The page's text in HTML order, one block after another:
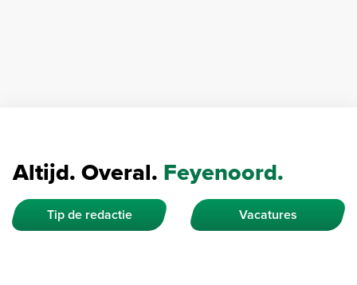
Altijd. Overal. Feyenoord.
Tip de redactie Vacatures